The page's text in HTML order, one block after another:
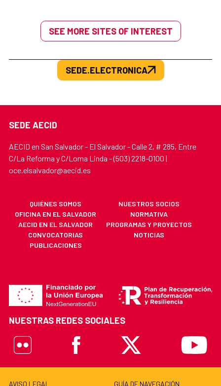
SEE MORE SITES OF INTEREST
SEDE.ELECTRONICA
SEDE AECID
AECID en San Salvador - El Salvador - Calle 2, # 285, Entre
C/La Reforma y C/Loma Linda - (503) 2218-0100 |
oce.elsalvador@aecid.es
QUIÉNES SOMOS
NUESTROS SOCIOS
OFICINA EN EL SALVADOR
NORMATIVA
AECID EN EL SALVADOR
PROGRAMAS Y PROYECTOS
CONVOCATORIAS
NOTICIAS
PUBLICACIONES
NUESTRAS REDES SOCIALES
Flickr
Facebook X Youtube
AVISO LEGAL GUÍA DE NAVEGACIÓN